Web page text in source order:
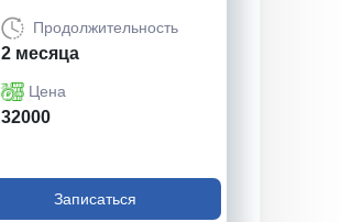
Продолжительность
2 месяца
Цена
32000
Записаться